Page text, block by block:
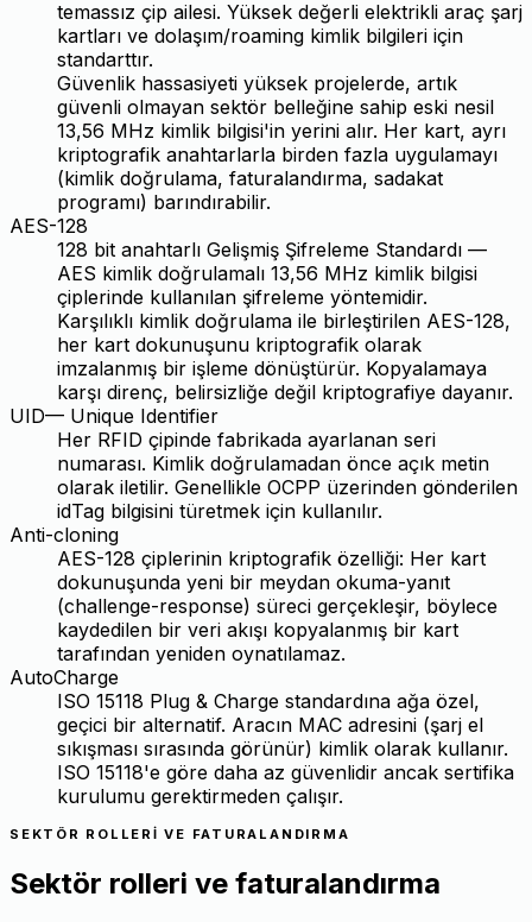
temassız çip ailesi. Yüksek değerli elektrikli araç şarj
kartları ve dolaşım/roaming kimlik bilgileri için
standarttır.
Güvenlik hassasiyeti yüksek projelerde, artık
güvenli olmayan sektör belleğine sahip eski nesil
13,56 MHz kimlik bilgisi'in yerini alır. Her kart, ayrı
kriptografik anahtarlarla birden fazla uygulamayı
(kimlik doğrulama, faturalandırma, sadakat
programı) barındırabilir.
AES-128
128 bit anahtarlı Gelişmiş Şifreleme Standardı —
AES kimlik doğrulamalı 13,56 MHz kimlik bilgisi
çiplerinde kullanılan şifreleme yöntemidir.
Karşılıklı kimlik doğrulama ile birleştirilen AES-128,
her kart dokunuşunu kriptografik olarak
imzalanmış bir işleme dönüştürür. Kopyalamaya
karşı direnç, belirsizliğe değil kriptografiye dayanır.
UID— Unique Identifier
Her RFID çipinde fabrikada ayarlanan seri
numarası. Kimlik doğrulamadan önce açık metin
olarak iletilir. Genellikle OCPP üzerinden gönderilen
idTag bilgisini türetmek için kullanılır.
Anti-cloning
AES-128 çiplerinin kriptografik özelliği: Her kart
dokunuşunda yeni bir meydan okuma-yanıt
(challenge-response) süreci gerçekleşir, böylece
kaydedilen bir veri akışı kopyalanmış bir kart
tarafından yeniden oynatılamaz.
AutoCharge
ISO 15118 Plug & Charge standardına ağa özel,
geçici bir alternatif. Aracın MAC adresini (şarj el
sıkışması sırasında görünür) kimlik olarak kullanır.
ISO 15118'e göre daha az güvenlidir ancak sertifika
kurulumu gerektirmeden çalışır.
SEKTÖR ROLLERI VE FATURALANDIRMA
Sektör rolleri ve faturalandırma